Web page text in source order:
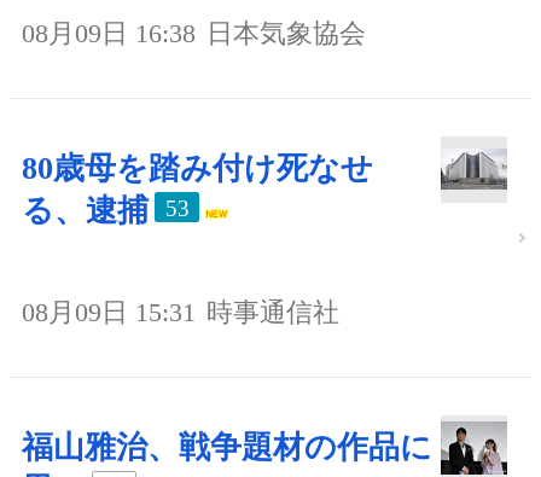
08月09日 16:38 日本気象協会
80歳母を踏み付け死なせ
る、逮捕
53
08月09日 15:31 時事通信社
福山雅治、戦争題材の作品に